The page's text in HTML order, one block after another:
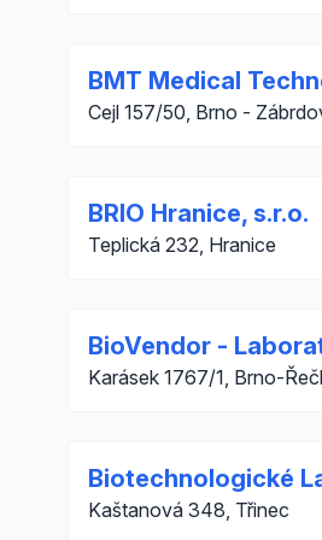
BMT Medical
Cejl 157/50, Brno -
BRIO Hranice, s.r.o.
Teplická 232, Hranice
BioVendor -
Karásek 1767/1, Brno-
Biotechnologické
Kaštanová 348, Třinec